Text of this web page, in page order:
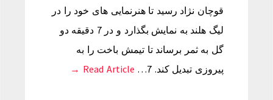
قوچان نژاد رسید تا هنرنمایی های خود را در
لیگ هلند به نمایش بگذارد و در 7 دقیقه دو
گل به ثمر برساند تا تیمش باخت را به
پیروزی تبدیل کند. 7…
Read Article →